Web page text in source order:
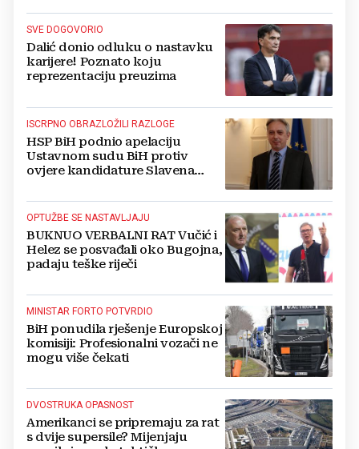
SVE DOGOVORIO
Dalić donio odluku o nastavku
karijere! Poznato koju
reprezentaciju preuzima
ISCRPNO OBRAZLOŽILI RAZLOGE
HSP BiH podnio apelaciju
Ustavnom sudu BiH protiv
ovjere kandidature Slavena
OPTUŽBE SE NASTAVLJAJU
BUKNUO VERBALNI RAT Vučić i
Helez se posvađali oko Bugojna,
padaju teške riječi
MINISTAR FORTO POTVRDIO
BiH ponudila rješenje Europskoj
komisiji: Profesionalni vozači ne
mogu više čekati
DVOSTRUKA OPASNOST
Amerikanci se pripremaju za rat
s dvije supersile? Mijenjaju